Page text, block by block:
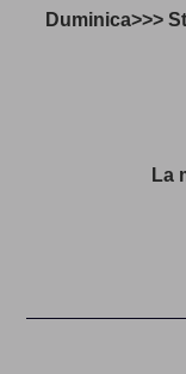
Duminica>>>
La